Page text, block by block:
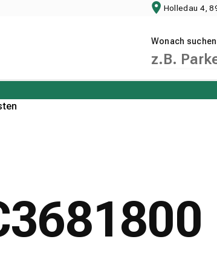
Holledau 4,
Wonach